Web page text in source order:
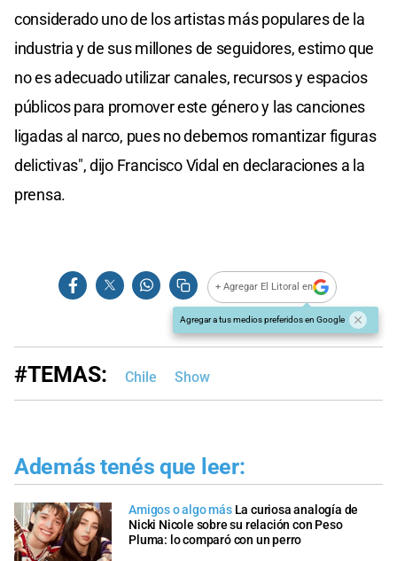
considerado uno de los artistas más populares de la
industria y de sus millones de seguidores, estimo que
no es adecuado utilizar canales, recursos y espacios
públicos para promover este género y las canciones
ligadas al narco, pues no debemos romantizar figuras
delictivas", dijo Francisco Vidal en declaraciones a la
prensa.
+ Agregar El Litoral en
Agregar a tus medios preferidos en Google
#TEMAS: Chile Show
Además tenés que leer:
Amigos o algo más La curiosa analogía de
Nicki Nicole sobre su relación con Peso
Pluma: lo comparó con un perro